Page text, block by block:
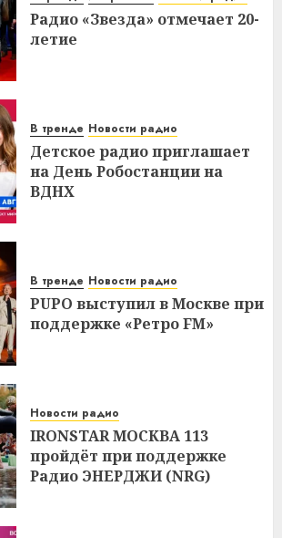
Радио «Звезда» отмечает 20-
летие
В тренде Новости радио
Детское радио приглашает
на День Робостанции на
ВДНХ
В тренде Новости радио
PUPO выступил в Москве при
поддержке «Ретро FM»
Новости радио
IRONSTAR МОСКВА 113
пройдёт при поддержке
Радио ЭНЕРДЖИ (NRG)